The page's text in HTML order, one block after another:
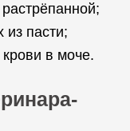
из пасти;
в моче.